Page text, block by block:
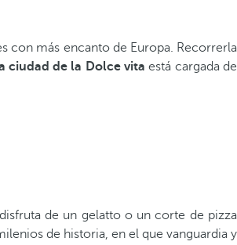
con más encanto de Europa. Recorrerla
ciudad de la Dolce vitaestá cargada de
de un gelatto o un corte de pizza
de historia, en el que vanguardia y